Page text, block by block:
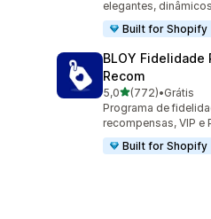
elegantes,
Built for Shopify
BLOY Fidelidade
Recom
5,0de 5 estrelas
(772)
772 avaliações ao
•Grátis
Programa de
recompensas, VIP e
Built for Shopify